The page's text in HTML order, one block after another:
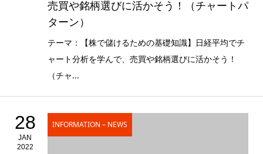
売買や銘柄選びに活かそう！（チャートパ
ターン）
テーマ：【株で儲けるための基礎知識】日経平均でチ
ャート分析を学んで、売買や銘柄選びに活かそう！
（チャ...
28
JAN
2022
INFORMATION – NEWS